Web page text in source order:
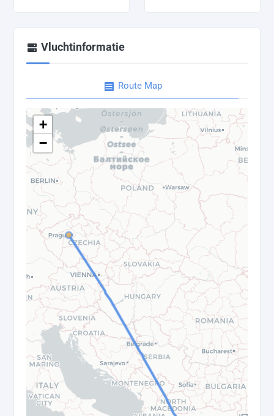
Vluchtinformatie
Route Map
+
−